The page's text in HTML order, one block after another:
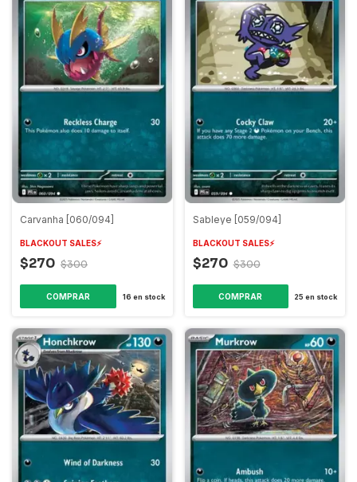
Carvanha [060/094]
BLACKOUT SALES⚡️
$270 $300
COMPRAR 16 en stock
Sableye [059/094]
BLACKOUT SALES⚡️
$270 $300
COMPRAR 25 en stock